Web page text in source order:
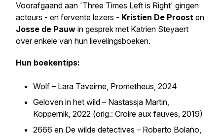
Voorafgaand aan 'Three Times Left is Right' gingen
acteurs - en fervente lezers - Kristien De Proost en
Josse de Pauw in gesprek met Katrien Steyaert
over enkele van hun lievelingsboeken.
Hun boekentips:
Wolf – Lara Taveirne, Prometheus, 2024
Geloven in het wild – Nastassja Martin,
Koppernik, 2022 (orig.: Croire aux fauves, 2019)
2666 en De wilde detectives – Roberto Bolaño,